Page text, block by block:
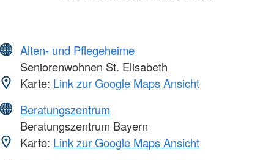
Alten- und Pflegeheime
Seniorenwohnen St. Elisabeth
Karte: Link zur Google Maps Ansicht
Beratungszentrum
Beratungszentrum Bayern
Karte: Link zur Google Maps Ansicht